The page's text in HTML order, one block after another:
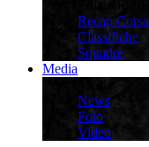
Recap Corsa
Classifiche
Squadre
Media
News
Foto
Video